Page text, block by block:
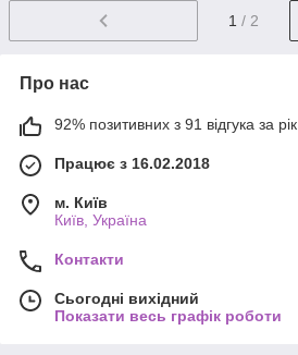
1 / 2
Про нас
92% позитивних з 91 відгука за рік
Працює з 16.02.2018
м. Київ
Київ, Україна
Контакти
Сьогодні вихідний
Показати весь графік роботи